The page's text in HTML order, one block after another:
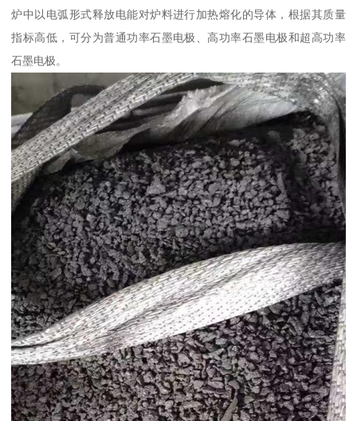
炉中以电弧形式释放电能对炉料进行加热熔化的导体，根据其质量
指标高低，可分为普通功率石墨电极、高功率石墨电极和超高功率
石墨电极。